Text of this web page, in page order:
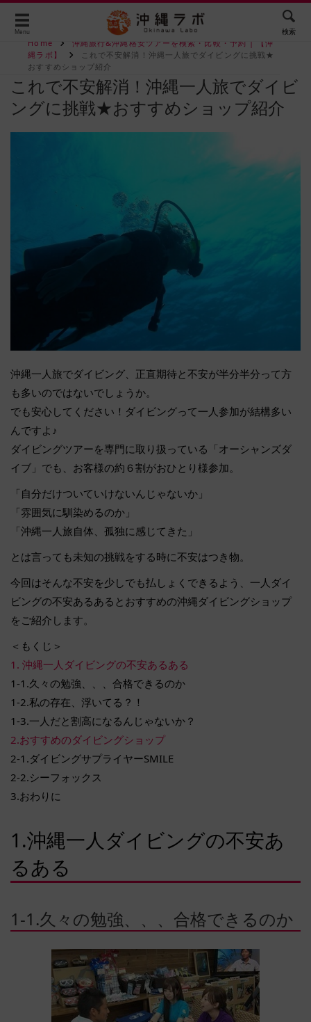
Menu 検索
Home
沖縄旅行&沖縄格安ツアーを検索・比較・予約 | 【沖
縄ラボ】
これで不安解消！沖縄一人旅でダイビングに挑戦★
おすすめショップ紹介
これで不安解消！沖縄一人旅でダイビ
ングに挑戦★おすすめショップ紹介
沖縄一人旅でダイビング、正直期待と不安が半分半分って方
も多いのではないでしょうか。
でも安心してください！ダイビングって一人参加が結構多い
んですよ♪
ダイビングツアーを専門に取り扱っている「オーシャンズダ
イブ」でも、お客様の約６割がおひとり様参加。
「自分だけついていけないんじゃないか」
「雰囲気に馴染めるのか」
「沖縄一人旅自体、孤独に感じてきた」
とは言っても未知の挑戦をする時に不安はつき物。
今回はそんな不安を少しでも払しょくできるよう、一人ダイ
ビングの不安あるあるとおすすめの沖縄ダイビングショップ
をご紹介します。
＜もくじ＞
1. 沖縄一人ダイビングの不安あるある
1-1.久々の勉強、、、合格できるのか
1-2.私の存在、浮いてる？！
1-3.一人だと割高になるんじゃないか？
2.おすすめのダイビングショップ
2-1.ダイビングサプライヤーSMILE
2-2.シーフォックス
3.おわりに
1.沖縄一人ダイビングの不安あ
るある
1-1.久々の勉強、、、合格できるのか